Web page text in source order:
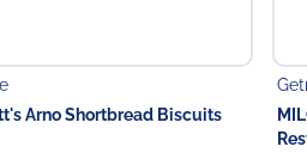
Arno Shortbread Biscuits